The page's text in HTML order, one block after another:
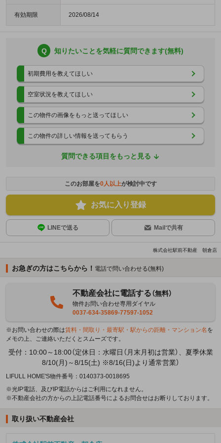
有効期限 2026/08/14
Q 知りたいことを気軽に質問できます(無料)
初期費用を教えてほしい
空室状況を教えてほしい
この物件の画像をもっと送ってほしい
この物件の詳しい情報を送ってもらう
質問できる項目をもっと見る
このお部屋を0人以上が検討中です
お気に入り登録
LINEで送る Mailで共有
株式会社駅前不動産 朝倉店
お急ぎの方はこちらから！ 電話で問い合わせる(無料)
不動産会社に電話する（無料）
物件お問い合わせ専用ダイヤル
0037-634-35869-77597-1052
※お問い合わせの際は賃料・間取り・最寄駅・駅からの距離・マンション名 を
メモの上、ご連絡いただくとスムーズです。
受付：10:00～18:00（定休日：水曜日（月末月初は営業）、夏季休業
8/10(月)～8/15(土) ※8/16(日)より通常営業）
LIFULL HOME'S物件番号：0140373-0018695
※光IP電話、及びIP電話からはご利用になれません。
※不動産会社の方からの上記電話番号によるお問合せはお断りしております。
取り扱い不動産会社